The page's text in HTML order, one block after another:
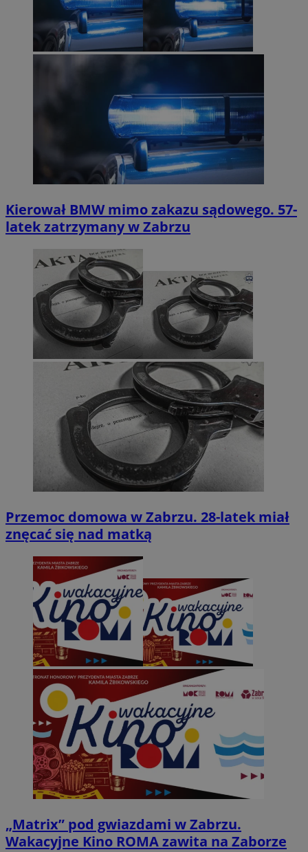
Kierował BMW mimo zakazu sądowego. 57-
latek zatrzymany w Zabrzu
Przemoc domowa w Zabrzu. 28-latek miał
znęcać się nad matką
„Matrix” pod gwiazdami w Zabrzu.
Wakacyjne Kino ROMA zawita na Zaborze